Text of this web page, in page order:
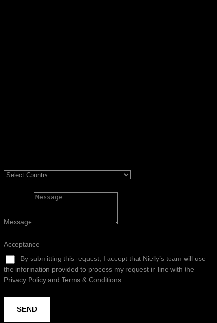
Message
Acceptance
By submitting this request, I accept that Nielly’s team will use
the information provided to process my request in line with the
Privacy Policy and Terms & Conditions
SEND